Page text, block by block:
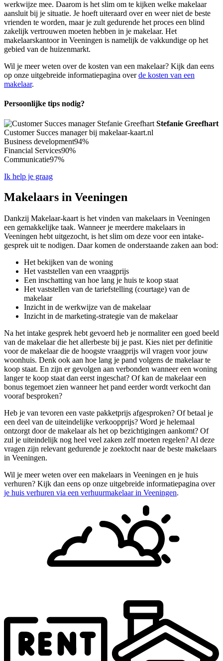
werkwijze mee. Daarom is het slim om te kijken welke makelaar
aansluit bij je situatie. Je hoeft uiteraard over en weer niet de beste
vrienden te worden, maar je zult gedurende het proces een blind
zakelijk vertrouwen moeten hebben in je makelaar. Het
makelaarskantoor in Veeningen is namelijk de vakkundige op het
gebied van de huizenmarkt.
Wil je meer weten over de kosten van een makelaar? Kijk dan eens
op onze uitgebreide informatiepagina overde kosten van een
makelaar.
Persoonlijke tips nodig?
Stefanie Greefhart
Customer Succes manager bij makelaar-kaart.nl
Business development94%
Financial Services90%
Communicatie97%
Ik help je graag
Makelaars in Veeningen
Dankzij Makelaar-kaart is het vinden van makelaars in Veeningen
een gemakkelijke taak. Wanneer je meerdere makelaars in
Veeningen hebt uitgezocht, is het slim om deze voor een intake-
gesprek uit te nodigen. Daar komen de onderstaande zaken aan bod:
Het bekijken van de woning
Het vaststellen van een vraagprijs
Een inschatting van hoe lang je huis te koop staat
Het vaststellen van de tariefstelling (courtage) van de
makelaar
Inzicht in de werkwijze van de makelaar
Inzicht in de marketing-strategie van de makelaar
Na het intake gesprek hebt gevoerd heb je normaliter een goed beeld
van de makelaar die het allerbeste bij je past. Kies niet per definitie
voor de makelaar die de hoogste vraagprijs wil vragen voor jouw
woonhuis. Denk ook aan hoe lang je pand volgens de makelaar te
koop staat. En zijn er gevolgen aan verbonden wanneer een woning
langer te koop staat dan eerst ingeschat? Of kan de makelaar een
bonus tegemoet zien wanneer het pand eerder wordt verkocht dan
vooraf besproken?
Heb je van tevoren een vaste pakketprijs afgesproken? Of betaal je
een deel van de uiteindelijke verkoopprijs? Word je helemaal
ontzorgt door de makelaar als het op bezichtigingen aankomt? Of
zul je uiteindelijk nog heel veel zaken zelf moeten regelen? Al deze
vragen zijn relevant gedurende je zoektocht naar de beste makelaars
in Veeningen.
Wil je meer weten over een makelaars in Veeningen en je huis
verhuren? Kijk dan eens op onze uitgebreide informatiepagina over
je huis verhuren via een verhuurmakelaar in Veeningen.